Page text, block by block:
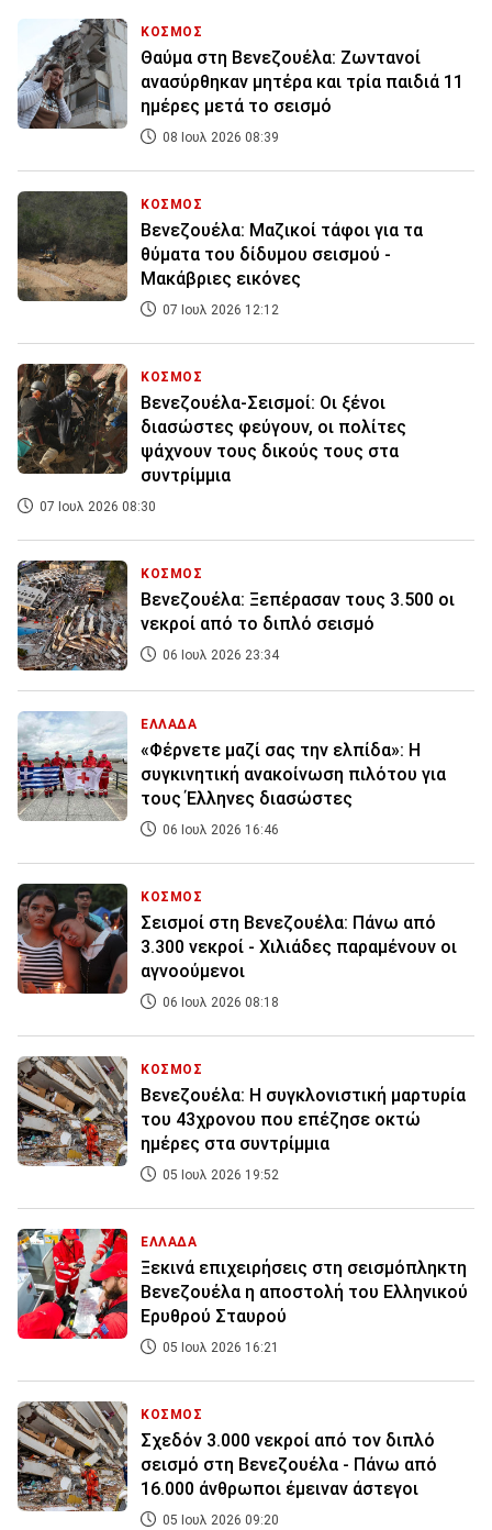
ΚΟΣΜΟΣ
Θαύμα στη Βενεζουέλα: Ζωντανοί
ανασύρθηκαν μητέρα και τρία παιδιά 11
ημέρες μετά το σεισμό
08 Ιουλ 2026 08:39
ΚΟΣΜΟΣ
Βενεζουέλα: Μαζικοί τάφοι για τα
θύματα του δίδυμου σεισμού -
Μακάβριες εικόνες
07 Ιουλ 2026 12:12
ΚΟΣΜΟΣ
Βενεζουέλα-Σεισμοί: Οι ξένοι
διασώστες φεύγουν, οι πολίτες
ψάχνουν τους δικούς τους στα
συντρίμμια
07 Ιουλ 2026 08:30
ΚΟΣΜΟΣ
Βενεζουέλα: Ξεπέρασαν τους 3.500 οι
νεκροί από το διπλό σεισμό
06 Ιουλ 2026 23:34
ΕΛΛΑΔΑ
«Φέρνετε μαζί σας την ελπίδα»: Η
συγκινητική ανακοίνωση πιλότου για
τους Έλληνες διασώστες
06 Ιουλ 2026 16:46
ΚΟΣΜΟΣ
Σεισμοί στη Βενεζουέλα: Πάνω από
3.300 νεκροί - Χιλιάδες παραμένουν οι
αγνοούμενοι
06 Ιουλ 2026 08:18
ΚΟΣΜΟΣ
Βενεζουέλα: Η συγκλονιστική μαρτυρία
του 43χρονου που επέζησε οκτώ
ημέρες στα συντρίμμια
05 Ιουλ 2026 19:52
ΕΛΛΑΔΑ
Ξεκινά επιχειρήσεις στη σεισμόπληκτη
Βενεζουέλα η αποστολή του Ελληνικού
Ερυθρού Σταυρού
05 Ιουλ 2026 16:21
ΚΟΣΜΟΣ
Σχεδόν 3.000 νεκροί από τον διπλό
σεισμό στη Βενεζουέλα - Πάνω από
16.000 άνθρωποι έμειναν άστεγοι
05 Ιουλ 2026 09:20